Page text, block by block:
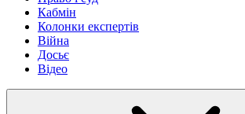
Кабмін
Колонки експертів
Війна
Досьє
Відео